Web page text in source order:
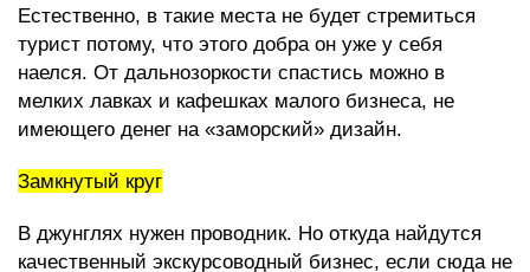
Естественно, в такие места не будет стремиться
турист потому, что этого добра он уже у себя
наелся. От дальнозоркости спастись можно в
мелких лавках и кафешках малого бизнеса, не
имеющего денег на «заморский» дизайн.
Замкнутый круг
В джунглях нужен проводник. Но откуда найдутся
качественный экскурсоводный бизнес, если сюда не